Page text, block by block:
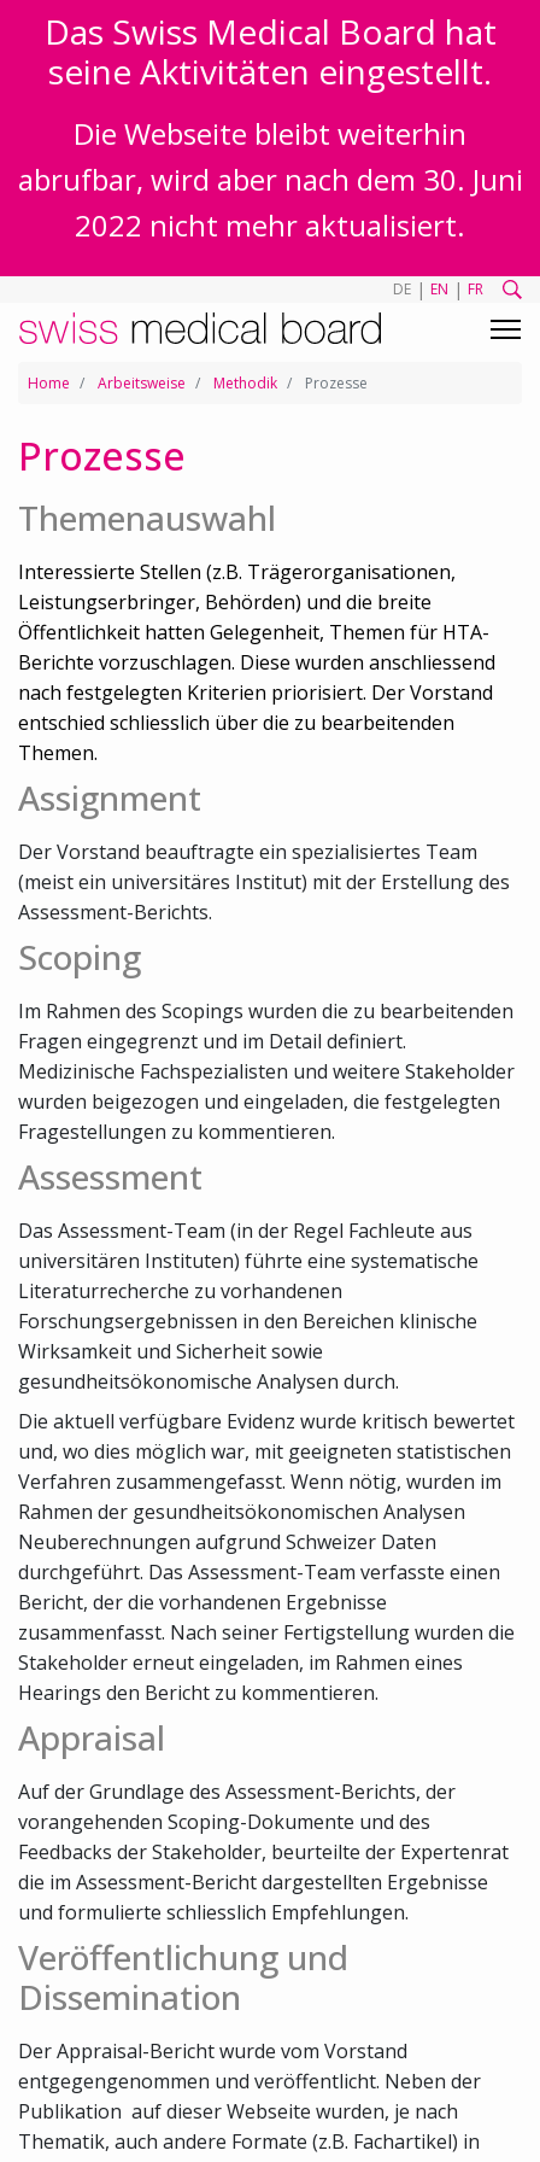
Das Swiss Medical Board hat
seine Aktivitäten eingestellt.
Die Webseite bleibt weiterhin
abrufbar, wird aber nach dem 30. Juni
2022 nicht mehr aktualisiert.
DE | EN | FR
Home Arbeitsweise Methodik Prozesse
Prozesse
Themenauswahl
Interessierte Stellen (z.B. Trägerorganisationen,
Leistungserbringer, Behörden) und die breite
Öffentlichkeit hatten Gelegenheit, Themen für HTA-
Berichte vorzuschlagen. Diese wurden anschliessend
nach festgelegten Kriterien priorisiert. Der Vorstand
entschied schliesslich über die zu bearbeitenden
Themen.
Assignment
Der Vorstand beauftragte ein spezialisiertes Team
(meist ein universitäres Institut) mit der Erstellung des
Assessment-Berichts.
Scoping
Im Rahmen des Scopings wurden die zu bearbeitenden
Fragen eingegrenzt und im Detail definiert.
Medizinische Fachspezialisten und weitere Stakeholder
wurden beigezogen und eingeladen, die festgelegten
Fragestellungen zu kommentieren.
Assessment
Das Assessment-Team (in der Regel Fachleute aus
universitären Instituten) führte eine systematische
Literaturrecherche zu vorhandenen
Forschungsergebnissen in den Bereichen klinische
Wirksamkeit und Sicherheit sowie
gesundheitsökonomische Analysen durch.
Die aktuell verfügbare Evidenz wurde kritisch bewertet
und, wo dies möglich war, mit geeigneten statistischen
Verfahren zusammengefasst. Wenn nötig, wurden im
Rahmen der gesundheitsökonomischen Analysen
Neuberechnungen aufgrund Schweizer Daten
durchgeführt. Das Assessment-Team verfasste einen
Bericht, der die vorhandenen Ergebnisse
zusammenfasst. Nach seiner Fertigstellung wurden die
Stakeholder erneut eingeladen, im Rahmen eines
Hearings den Bericht zu kommentieren.
Appraisal
Auf der Grundlage des Assessment-Berichts, der
vorangehenden Scoping-Dokumente und des
Feedbacks der Stakeholder, beurteilte der Expertenrat
die im Assessment-Bericht dargestellten Ergebnisse
und formulierte schliesslich Empfehlungen.
Veröffentlichung und
Dissemination
Der Appraisal-Bericht wurde vom Vorstand
entgegengenommen und veröffentlicht. Neben der
Publikation auf dieser Webseite wurden, je nach
Thematik, auch andere Formate (z.B. Fachartikel) in